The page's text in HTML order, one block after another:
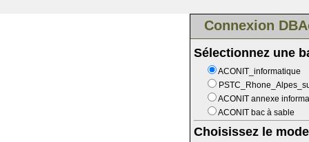
Connexion
Sélectionnez une
ACONIT_informatique
ACONIT annexe
ACONIT bac à sable
Choisissez le